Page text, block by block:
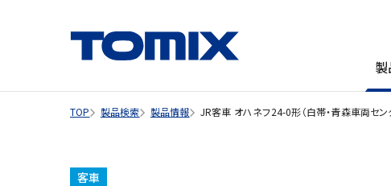
TOP 製品検索 製品情報 JR客車 オハネフ24-0形（白帯・青森車両セン
客車